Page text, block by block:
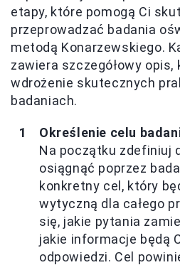
etapy, które pomogą Ci
przeprowadzać badania
metodą Konarzewskiego.
zawiera szczegółowy opis,
wdrożenie skutecznych
badaniach.
Określenie celu
Na początku zdefiniuj
osiągnąć poprzez
konkretny cel, który
wytyczną dla całego
się, jakie pytania
jakie informacje będą
odpowiedzi. Cel